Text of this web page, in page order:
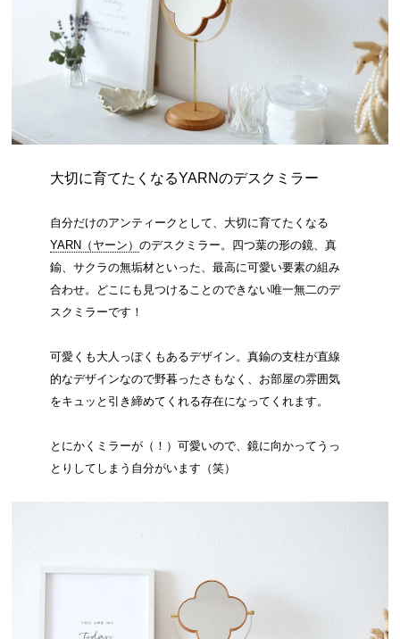
大切に育てたくなるYARNのデスクミラー
自分だけのアンティークとして、大切に育てたくなる
YARN（ヤーン） のデスクミラー。四つ葉の形の鏡、真
鍮、サクラの無垢材といった、最高に可愛い要素の組み
合わせ。どこにも見つけることのできない唯一無二のデ
スクミラーです！
可愛くも大人っぽくもあるデザイン。真鍮の支柱が直線
的なデザインなので野暮ったさもなく、お部屋の雰囲気
をキュッと引き締めてくれる存在になってくれます。
とにかくミラーが（！）可愛いので、鏡に向かってうっ
とりしてしまう自分がいます（笑）